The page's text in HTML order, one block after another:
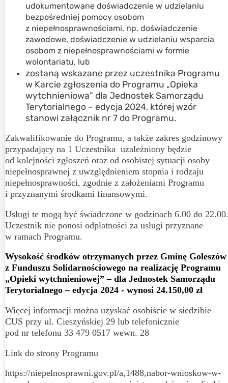
udokumentowane doświadczenie w udzielaniu
bezpośredniej pomocy osobom
z niepełnosprawnościami, np. doświadczenie
zawodowe, doświadczenie w udzielaniu wsparcia
osobom z niepełnosprawnościami w formie
wolontariatu, lub
zostaną wskazane przez uczestnika Programu
w Karcie zgłoszenia do Programu „Opieka
wytchnieniowa” dla Jednostek Samorządu
Terytorialnego – edycja 2024, której wzór
stanowi załącznik nr 7 do Programu.
Zakwalifikowanie do Programu, a także zakres godzinowy
przypadający na 1 Uczestnika uzależniony będzie
od kolejności zgłoszeń oraz od osobistej sytuacji osoby
niepełnosprawnej z uwzględnieniem stopnia i rodzaju
niepełnosprawności, zgodnie z założeniami Programu
i przyznanymi środkami finansowymi.
Usługi te mogą być świadczone w godzinach 6.00 do 22.00.
Uczestnik nie ponosi odpłatności za usługi przyznane
w ramach Programu.
Wysokość środków otrzymanych przez Gminę Goleszów
z Funduszu Solidarnościowego na realizację Programu
„Opieki wytchnieniowej” – dla Jednostek Samorządu
Terytorialnego – edycja 2024 - wynosi 24.150,00 zł
Więcej informacji można uzyskać osobiście w siedzibie
CUS przy ul. Cieszyńskiej 29 lub telefonicznie
pod nr telefonu 33 479 0517 wewn. 28
Link do strony Programu
https://niepelnosprawni.gov.pl/a,1488,nabor-wnioskow-w-